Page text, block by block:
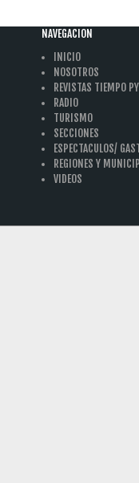
NAVEGACION
INICIO
NOSOTROS
REVISTAS TIEMPO
RADIO
TURISMO
SECCIONES
ESPECTACULOS/
REGIONES Y
VIDEOS